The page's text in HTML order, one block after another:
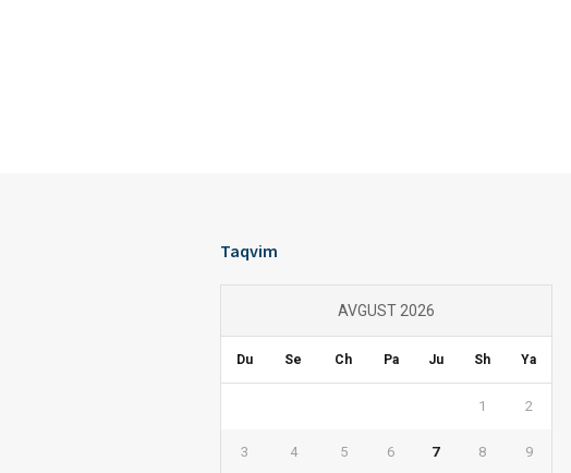
Taqvim
AVGUST 2026
Du Se Ch Pa Ju Sh Ya
1 2
3 4 5 6 7 8 9